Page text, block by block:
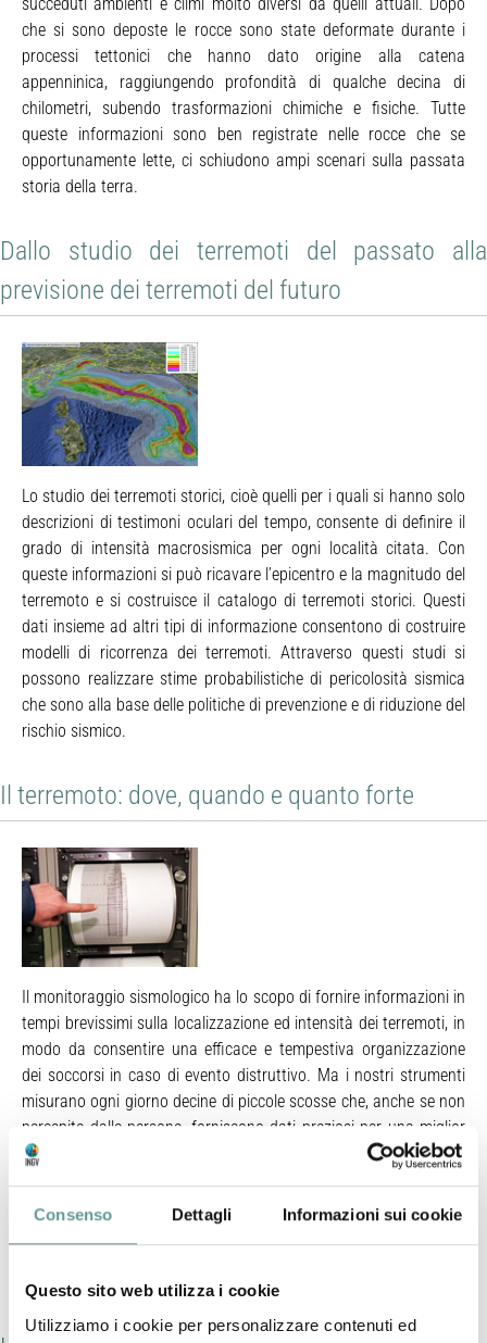
Consenso Dettagli Informazioni sui cookie
Questo sito web utilizza i cookie
Utilizziamo i cookie per personalizzare contenuti ed
che si sono deposte le rocce sono state deformate durante i
processi tettonici che hanno dato origine alla catena
appenninica, raggiungendo profondità di qualche decina di
chilometri, subendo trasformazioni chimiche e fisiche. Tutte
queste informazioni sono ben registrate nelle rocce che se
opportunamente lette, ci schiudono ampi scenari sulla passata
storia della terra.
Dallo studio dei terremoti del passato alla
previsione dei terremoti del futuro
Lo studio dei terremoti storici, cioè quelli per i quali si hanno solo
descrizioni di testimoni oculari del tempo, consente di definire il
grado di intensità macrosismica per ogni località citata. Con
queste informazioni si può ricavare l’epicentro e la magnitudo del
terremoto e si costruisce il catalogo di terremoti storici. Questi
dati insieme ad altri tipi di informazione consentono di costruire
modelli di ricorrenza dei terremoti. Attraverso questi studi si
possono realizzare stime probabilistiche di pericolosità sismica
che sono alla base delle politiche di prevenzione e di riduzione del
rischio sismico.
Il terremoto: dove, quando e quanto forte
Il monitoraggio sismologico ha lo scopo di fornire informazioni in
tempi brevissimi sulla localizzazione ed intensità dei terremoti, in
modo da consentire una efficace e tempestiva organizzazione
dei soccorsi in caso di evento distruttivo. Ma i nostri strumenti
misurano ogni giorno decine di piccole scosse che, anche se non
percepite dalle persone, forniscono dati preziosi per una miglior
definizione delle strutture tettoniche attive, e per la
onde sismiche. Nello stand, con l’ausilio di semplici modelli
analogici e modelli numerici al computer, si descrivono i processi
delle onde sismiche all’interno della Terra.